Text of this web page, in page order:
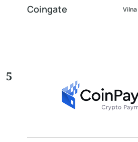
Coingate Vilna
5